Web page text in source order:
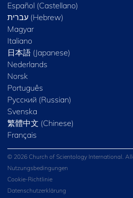
Español (Castellano)
Magyar
Italiano
日本語 (Japanese)
Nederlands
Norsk
Português
Русский (Russian)
Svenska
繁體中文 (Chinese)
Français
© 2026 Church of Scientology International.
Nutzungsbedingungen
Cookie-Richtlinie
Datenschutzerklärung